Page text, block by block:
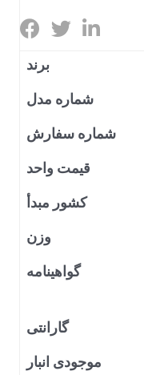
برند
شماره مدل
شماره سفارش
قیمت واحد
کشور مبدأ
وزن
گواهینامه
گارانتی
موجودی انبار